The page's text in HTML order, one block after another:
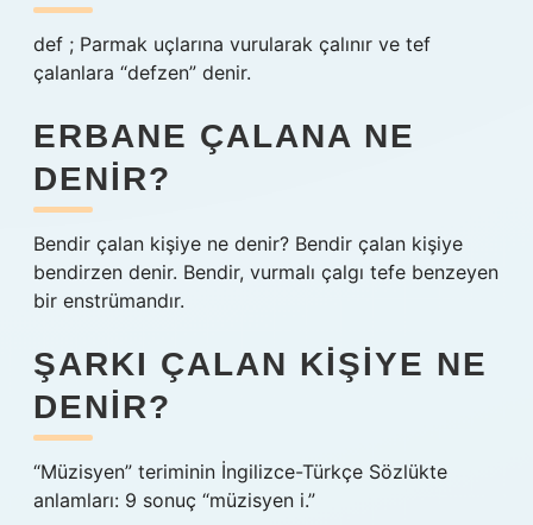
def ; Parmak uçlarına vurularak çalınır ve tef
çalanlara “defzen” denir.
ERBANE ÇALANA NE
DENIR?
Bendir çalan kişiye ne denir? Bendir çalan kişiye
bendirzen denir. Bendir, vurmalı çalgı tefe benzeyen
bir enstrümandır.
ŞARKI ÇALAN KIŞIYE NE
DENIR?
“Müzisyen” teriminin İngilizce-Türkçe Sözlükte
anlamları: 9 sonuç “müzisyen i.”